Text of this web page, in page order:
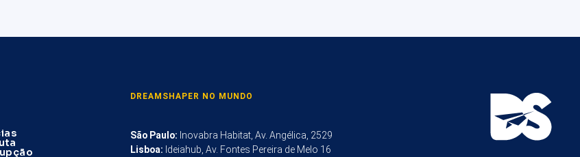
DREAMSHAPER NO MUNDO
São Paulo: Inovabra Habitat, Av. Angélica, 2529
Lisboa: Ideiahub, Av. Fontes Pereira de Melo 16